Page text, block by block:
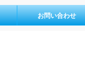
お問い合わせ